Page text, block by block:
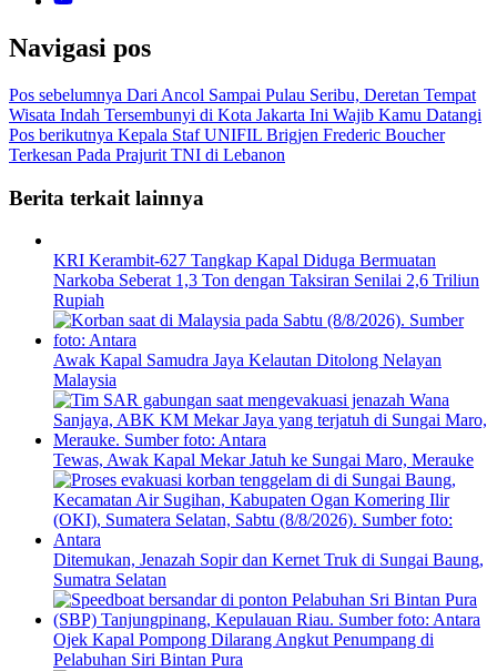
Navigasi pos
Pos sebelumnya Dari Ancol Sampai Pulau Seribu, Deretan Tempat
Wisata Indah Tersembunyi di Kota Jakarta Ini Wajib Kamu Datangi
Pos berikutnya Kepala Staf UNIFIL Brigjen Frederic Boucher
Terkesan Pada Prajurit TNI di Lebanon
Berita terkait lainnya
KRI Kerambit-627 Tangkap Kapal Diduga Bermuatan
Narkoba Seberat 1,3 Ton dengan Taksiran Senilai 2,6 Triliun
Rupiah
Awak Kapal Samudra Jaya Kelautan Ditolong Nelayan
Malaysia
Tewas, Awak Kapal Mekar Jatuh ke Sungai Maro, Merauke
Ditemukan, Jenazah Sopir dan Kernet Truk di Sungai Baung,
Sumatra Selatan
Ojek Kapal Pompong Dilarang Angkut Penumpang di
Pelabuhan Siri Bintan Pura